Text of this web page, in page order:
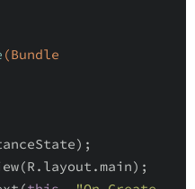
(Bundle